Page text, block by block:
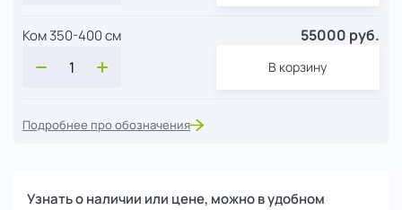
Ком 350-400 см 55000 руб.
В корзину
Подробнее про обозначения
Узнать о наличии или цене, можно в удобном